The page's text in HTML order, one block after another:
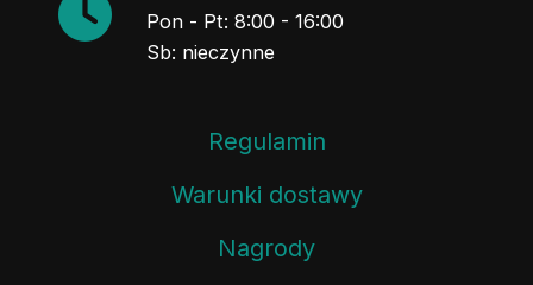
Pon - Pt: 8:00 - 16:00
Sb: nieczynne
Regulamin
Warunki dostawy
Nagrody